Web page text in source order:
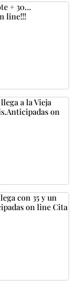
+ 30…
line!!!
a la Vieja
on
con 35 y un
on line Cita